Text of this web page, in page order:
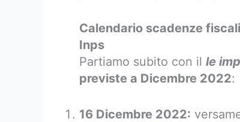
Calendario scadenze
Inps
Partiamo subito con il le
previste a Dicembre 2022:
16 Dicembre 2022: